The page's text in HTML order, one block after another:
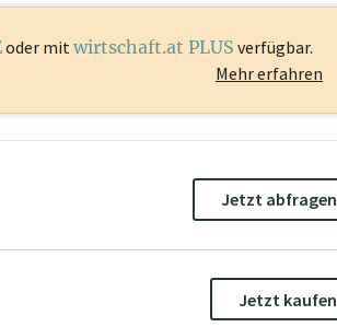
oder mit wirtschaft.at PLUS verfügbar.
Mehr erfahren
Jetzt abfragen
Jetzt kaufen